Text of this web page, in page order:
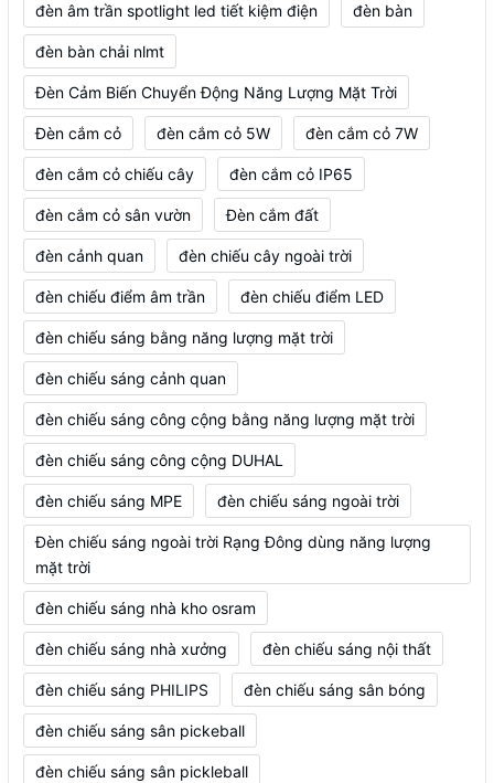
đèn âm trần spotlight led tiết kiệm điện đèn bàn
đèn bàn chải nlmt
Đèn Cảm Biến Chuyển Động Năng Lượng Mặt Trời
Đèn cắm cỏ đèn cắm cỏ 5W đèn cắm cỏ 7W
đèn cắm cỏ chiếu cây đèn cắm cỏ IP65
đèn cắm cỏ sân vườn Đèn cắm đất
đèn cảnh quan đèn chiếu cây ngoài trời
đèn chiếu điểm âm trần đèn chiếu điểm LED
đèn chiếu sáng bằng năng lượng mặt trời
đèn chiếu sáng cảnh quan
đèn chiếu sáng công cộng bằng năng lượng mặt trời
đèn chiếu sáng công cộng DUHAL
đèn chiếu sáng MPE đèn chiếu sáng ngoài trời
Đèn chiếu sáng ngoài trời Rạng Đông dùng năng lượng
mặt trời
đèn chiếu sáng nhà kho osram
đèn chiếu sáng nhà xưởng đèn chiếu sáng nội thất
đèn chiếu sáng PHILIPS đèn chiếu sáng sân bóng
đèn chiếu sáng sân pickeball
đèn chiếu sáng sân pickleball